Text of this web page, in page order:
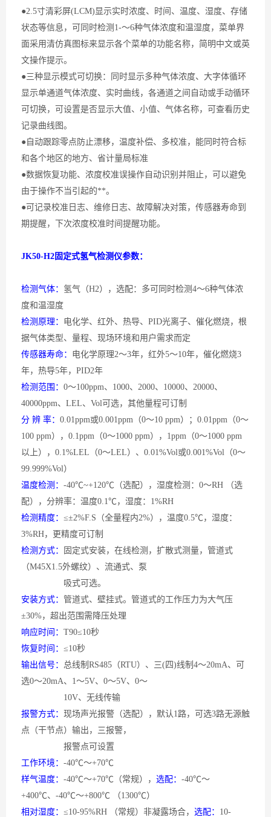
●2.5寸清彩屏(LCM)显示实时浓度、时间、温度、湿度、存储
状态等信息，可同时检测1-～6种气体浓度和温湿度，菜单界
面采用清仿真图标来显示各个菜单的功能名称，简明中文或英
文操作提示。
●三种显示模式可切换：同时显示多种气体浓度、大字体循环
显示单通道气体浓度、实时曲线，各通道之间自动或手动循环
可切换，可设置是否显示大值、小值、气体名称，可查看历史
记录曲线图。
●自动跟踪零点防止漂移，温度补偿、多校准，能同时符合标
和各个地区的地方、省计量局标准
●数据恢复功能、浓度校准误操作自动识别并阻止，可以避免
由于操作不当引起的**。
●可记录校准日志、维修日志、故障解决对策，传感器寿命到
期提醒，下次浓度校准时间提醒功能。
JK50-H2固定式氢气检测仪参数：
检测气体： 氢气（H2），选配：多可同时检测4～6种气体浓
度和温湿度
检测原理： 电化学、红外、热导、 PID光离子、催化燃烧，根
据气体类型、量程、现场环境和用户需求而定
传感器寿命： 电化学原理2～3年，红外5～10年，催化燃烧3
年，热导5年，PID2年
检测范围： 0～100ppm、1000、2000、10000、20000、
40000ppm、LEL、Vol可选，其他量程可订制
分 辨 率： 0.01ppm或0.001ppm（0～10 ppm）；0.01ppm（0～
100 ppm），0.1ppm（0～1000 ppm），1ppm（0～1000 ppm
以上），0.1%LEL（0～LEL）、0.01%Vol或0.001%Vol（0～
99.999%Vol）
温度检测： -40℃~+120℃（选配），湿度检测：0～RH （选
配），分辨率：温度0.1℃，湿度：1%RH
检测精度： ≤±2%F.S（全量程内2%），温度0.5℃，湿度：
3%RH，更精度可订制
检测方式：
固定式安装，在线检测，扩散式测量，管道式
（M45X1.5外螺纹）、流通式、泵
吸式可选。
安装方式： 管道式、壁挂式。管道式的工作压力为大气压
±30%，超出范围需降压处理
响应时间： T90≤10秒
恢复时间： ≤10秒
输出信号： 总线制 RS485（RTU）、三(四)线制4～20mA、可
选0～20mA、1～5V、0～5V、0～
10V、无线传输
报警方式： 现场声光报警（选配），默认 1路，可选3路无源触
点（干节点）输出，三报警，
报警点可设置
工作环境： -40℃～+70℃
样气温度： -40℃～+70℃（常规）， 选配： -40℃～
+400℃、-40℃～+800℃ （1300℃）
相对湿度： ≤10-95%RH （常规）非凝露场合， 选配： 10-